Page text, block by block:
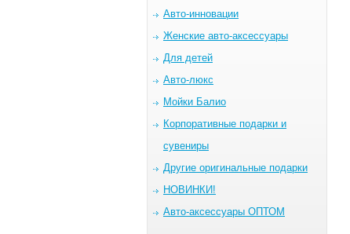
Авто-инновации
Женские авто-аксессуары
Для детей
Авто-люкс
Мойки Балио
Корпоративные подарки и
сувениры
Другие оригинальные подарки
НОВИНКИ!
Авто-аксессуары ОПТОМ